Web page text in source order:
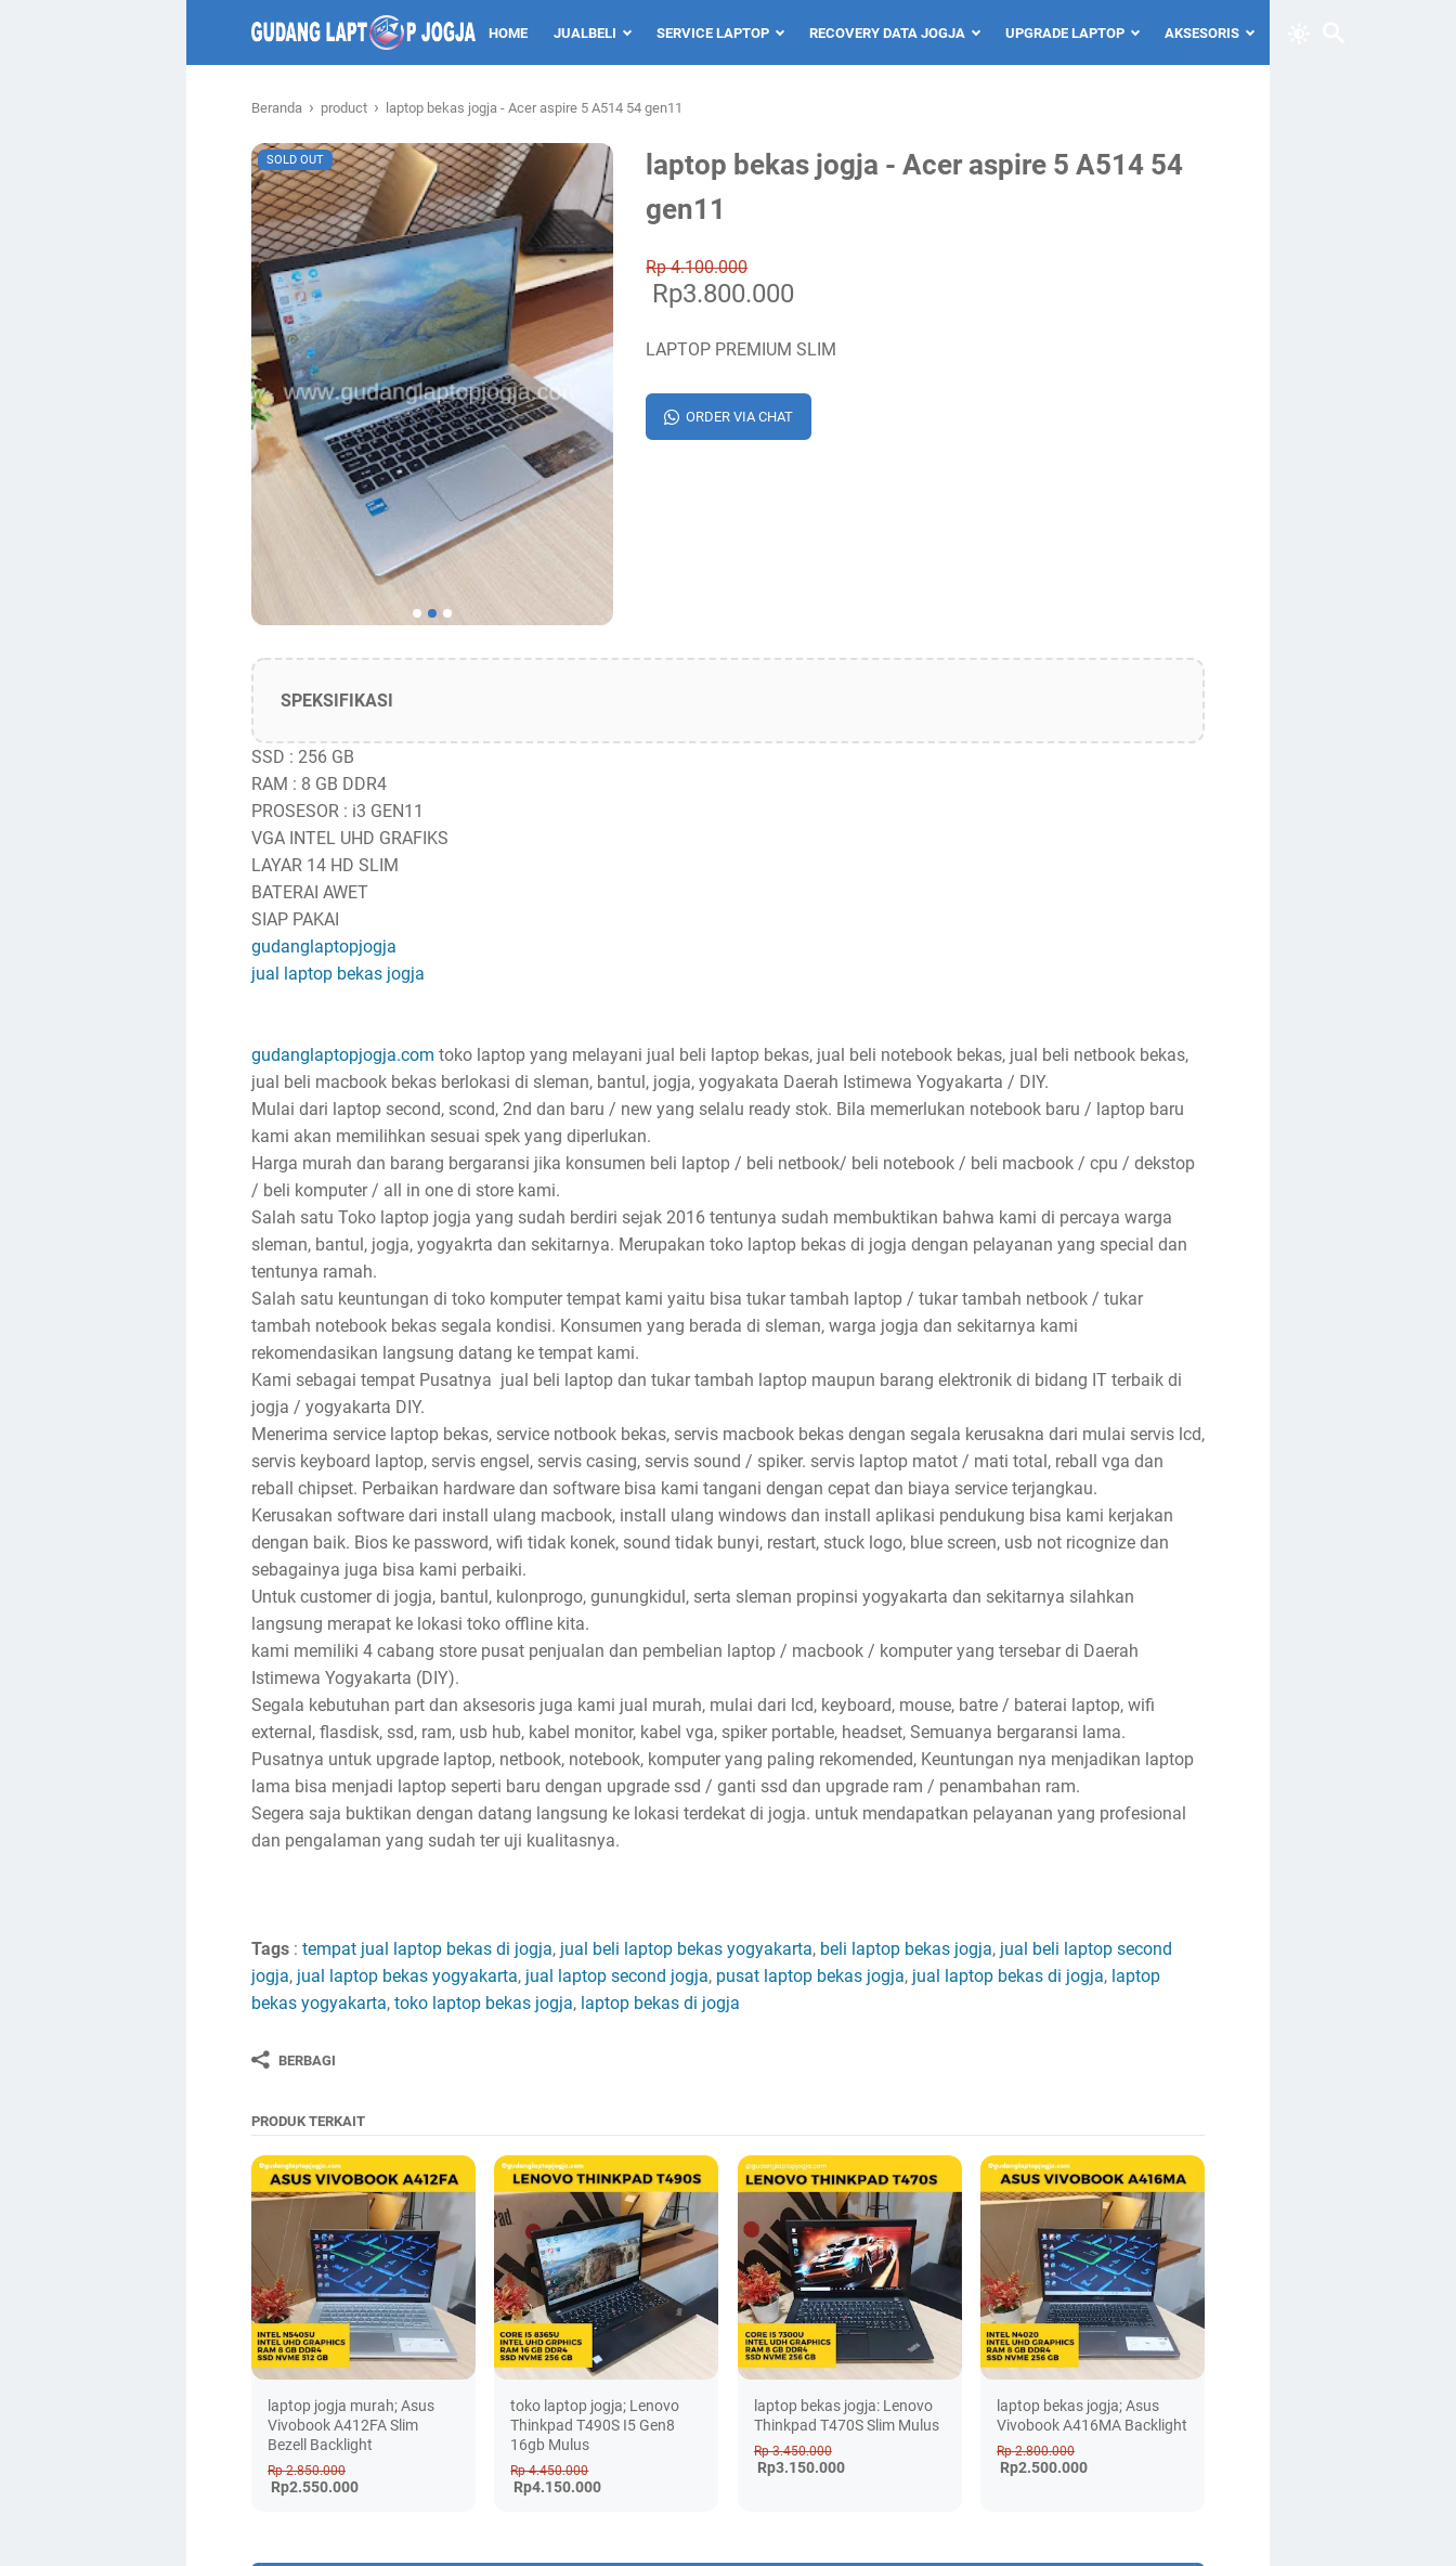
HOME JUALBELI SERVICE LAPTOP RECOVERY DATA JOGJA UPGRADE LAPTOP AKSESORIS
Beranda › product › laptop bekas jogja - Acer aspire 5 A514 54 gen11
laptop bekas jogja - Acer aspire 5 A514 54
gen11
SOLD OUT
Rp 4.100.000
Rp3.800.000
LAPTOP PREMIUM SLIM
ORDER VIA CHAT
SPEKSIFIKASI
SSD : 256 GB
RAM : 8 GB DDR4
PROSESOR : i3 GEN11
VGA INTEL UHD GRAFIKS
LAYAR 14 HD SLIM
BATERAI AWET
SIAP PAKAI
gudanglaptopjogja
jual laptop bekas jogja
gudanglaptopjogja.com toko laptop yang melayani jual beli laptop bekas, jual beli notebook bekas, jual beli netbook bekas,
jual beli macbook bekas berlokasi di sleman, bantul, jogja, yogyakata Daerah Istimewa Yogyakarta / DIY.
Mulai dari laptop second, scond, 2nd dan baru / new yang selalu ready stok. Bila memerlukan notebook baru / laptop baru
kami akan memilihkan sesuai spek yang diperlukan.
Harga murah dan barang bergaransi jika konsumen beli laptop / beli netbook/ beli notebook / beli macbook / cpu / dekstop
/ beli komputer / all in one di store kami.
Salah satu Toko laptop jogja yang sudah berdiri sejak 2016 tentunya sudah membuktikan bahwa kami di percaya warga
sleman, bantul, jogja, yogyakrta dan sekitarnya. Merupakan toko laptop bekas di jogja dengan pelayanan yang special dan
tentunya ramah.
Salah satu keuntungan di toko komputer tempat kami yaitu bisa tukar tambah laptop / tukar tambah netbook / tukar
tambah notebook bekas segala kondisi. Konsumen yang berada di sleman, warga jogja dan sekitarnya kami
rekomendasikan langsung datang ke tempat kami.
Kami sebagai tempat Pusatnya jual beli laptop dan tukar tambah laptop maupun barang elektronik di bidang IT terbaik di
jogja / yogyakarta DIY.
Menerima service laptop bekas, service notbook bekas, servis macbook bekas dengan segala kerusakna dari mulai servis lcd,
servis keyboard laptop, servis engsel, servis casing, servis sound / spiker. servis laptop matot / mati total, reball vga dan
reball chipset. Perbaikan hardware dan software bisa kami tangani dengan cepat dan biaya service terjangkau.
Kerusakan software dari install ulang macbook, install ulang windows dan install aplikasi pendukung bisa kami kerjakan
dengan baik. Bios ke password, wifi tidak konek, sound tidak bunyi, restart, stuck logo, blue screen, usb not ricognize dan
sebagainya juga bisa kami perbaiki.
Untuk customer di jogja, bantul, kulonprogo, gunungkidul, serta sleman propinsi yogyakarta dan sekitarnya silahkan
langsung merapat ke lokasi toko offline kita.
kami memiliki 4 cabang store pusat penjualan dan pembelian laptop / macbook / komputer yang tersebar di Daerah
Istimewa Yogyakarta (DIY).
Segala kebutuhan part dan aksesoris juga kami jual murah, mulai dari lcd, keyboard, mouse, batre / baterai laptop, wifi
external, flasdisk, ssd, ram, usb hub, kabel monitor, kabel vga, spiker portable, headset, Semuanya bergaransi lama.
Pusatnya untuk upgrade laptop, netbook, notebook, komputer yang paling rekomended, Keuntungan nya menjadikan laptop
lama bisa menjadi laptop seperti baru dengan upgrade ssd / ganti ssd dan upgrade ram / penambahan ram.
Segera saja buktikan dengan datang langsung ke lokasi terdekat di jogja. untuk mendapatkan pelayanan yang profesional
dan pengalaman yang sudah ter uji kualitasnya.
Tags : tempat jual laptop bekas di jogja, jual beli laptop bekas yogyakarta, beli laptop bekas jogja, jual beli laptop second
jogja, jual laptop bekas yogyakarta, jual laptop second jogja, pusat laptop bekas jogja, jual laptop bekas di jogja, laptop
bekas yogyakarta, toko laptop bekas jogja, laptop bekas di jogja
BERBAGI
PRODUK TERKAIT
laptop jogja murah; Asus
Vivobook A412FA Slim
Bezell Backlight
Rp 2.850.000
Rp2.550.000
toko laptop jogja; Lenovo
Thinkpad T490S I5 Gen8
16gb Mulus
Rp 4.450.000
Rp4.150.000
laptop bekas jogja: Lenovo
Thinkpad T470S Slim Mulus
Rp 3.450.000
Rp3.150.000
laptop bekas jogja; Asus
Vivobook A416MA Backlight
Rp 2.800.000
Rp2.500.000